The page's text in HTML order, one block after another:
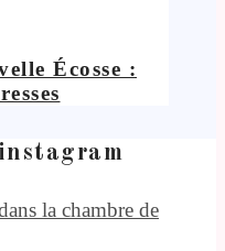
Écosse :
la chambre de